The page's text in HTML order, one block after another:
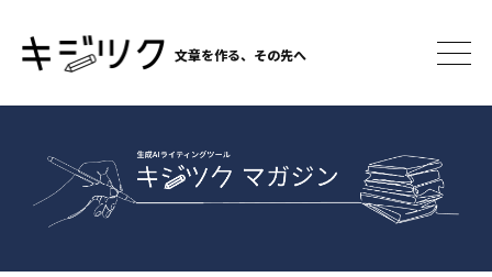
ツ
文章を作る、その先へ
メ
ュ